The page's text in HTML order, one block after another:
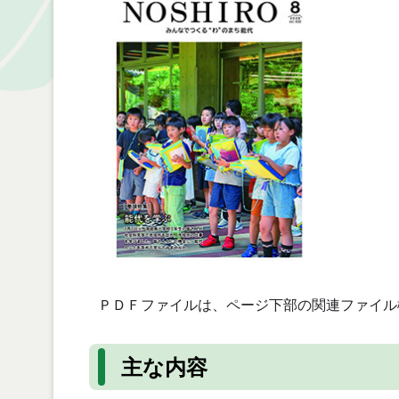
ＰＤＦファイルは、ページ下部の関連ファイル
主な内容